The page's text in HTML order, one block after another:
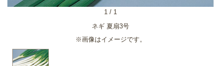
ネギ 夏扇3号
※画像はイメージです。
1 / 1